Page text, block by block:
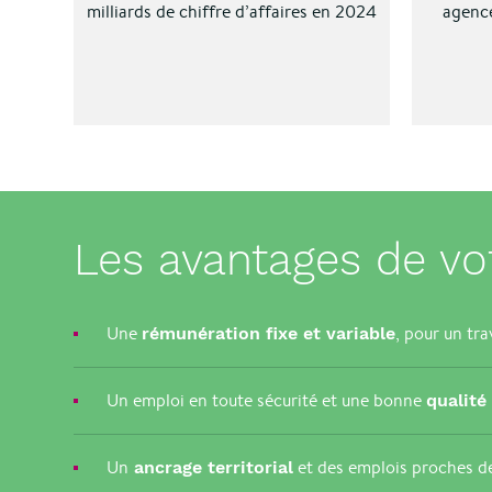
milliards de chiffre d’affaires en 2024
Les avantages de
Une rémunération fixe et variable, pour un
Un emploi en toute sécurité et une bonne qualité
Un ancrage territorial et des emplois proches